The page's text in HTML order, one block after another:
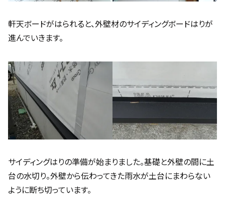
軒天ボードがはられると、外壁材のサイディングボードはりが
進んでいきます。
サイディングはりの準備が始まりました。基礎と外壁の間に土
台の水切り。外壁から伝わってきた雨水が土台にまわらない
ように断ち切っています。